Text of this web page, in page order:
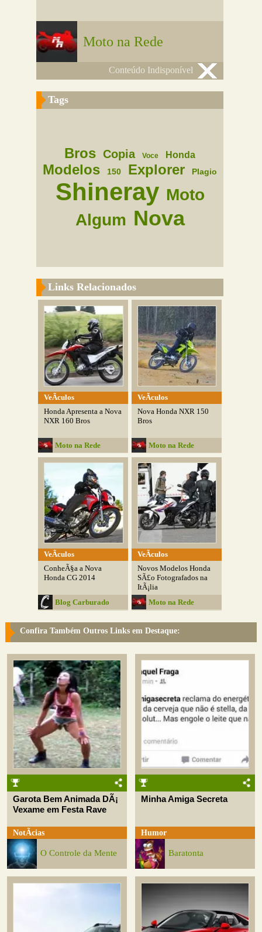
Moto na Rede
Conteúdo Indisponível
Tags
Bros Copia Voce Honda
Modelos 150 Explorer Plagio
Shineray Moto
Algum Nova
Links Relacionados
VeÃ­culos
Honda Apresenta a Nova
NXR 160 Bros
Moto na Rede
VeÃ­culos
Nova Honda NXR 150
Bros
Moto na Rede
VeÃ­culos
ConheÃ§a a Nova
Honda CG 2014
Blog Carburado
VeÃ­culos
Novos Modelos Honda
SÃ£o Fotografados na
ItÃ¡lia
Moto na Rede
Confira Também Outros Links em Destaque:
Garota Bem Animada DÃ¡
Vexame em Festa Rave
NotÃ­cias
O Controle da Mente
Minha Amiga Secreta
Humor
Baratonta